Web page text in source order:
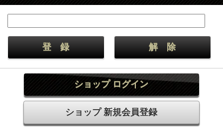
ショップ ログイン
ショップ 新規会員登録